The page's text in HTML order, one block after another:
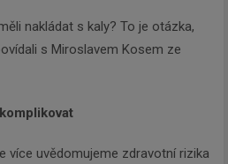
nakládat s kaly? To je otázka,
s Miroslavem Kosem ze
více uvědomujeme zdravotní rizika